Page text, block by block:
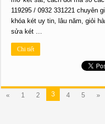
119295 / 0932 331221 chuyên
khóa két uy tin, lâu năm, giỏi
sửa két …
Chi tiết
« 1 2 3 4 5 »